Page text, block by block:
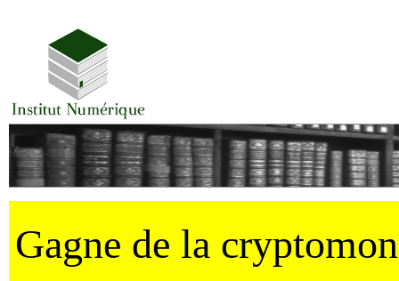
Gagne de la